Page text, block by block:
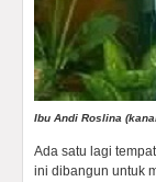
Ibu Andi Roslina
Ada satu lagi
ini dibangun untuk